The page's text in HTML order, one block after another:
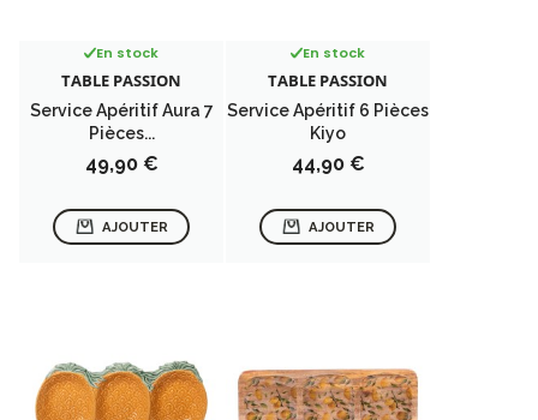
En stock
TABLE PASSION
Service Apéritif Aura 7
Pièces...
Prix
49,90 €
AJOUTER
En stock
TABLE PASSION
Service Apéritif 6 Pièces
Kiyo
Prix
44,90 €
AJOUTER